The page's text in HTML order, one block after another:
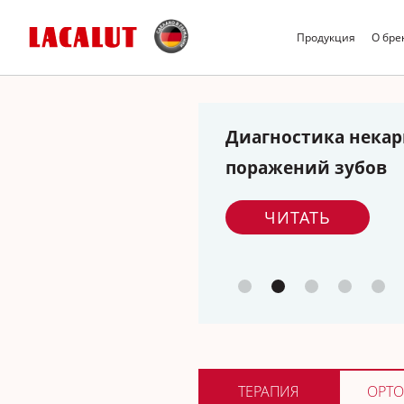
Продукция О
Диагностика
поражений зубов
ЧИТАТЬ
ТЕРАПИЯ